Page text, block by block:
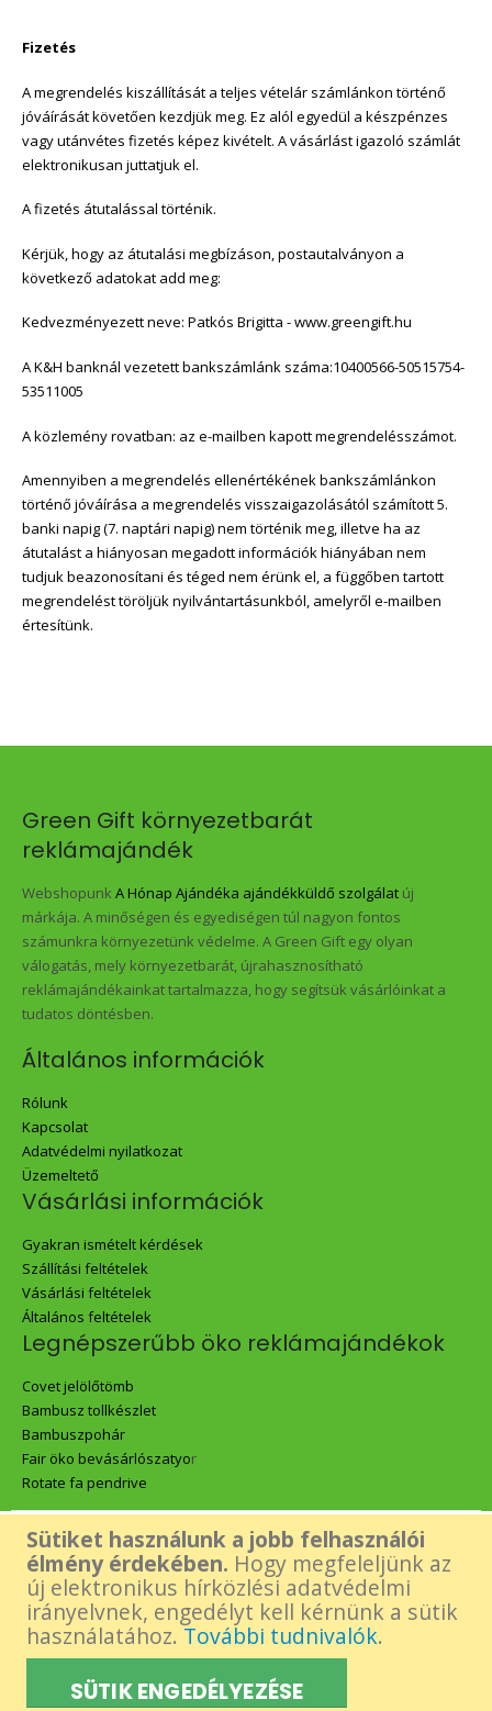
Sütiket használunk a jobb felhasználói
élmény érdekében. Hogy megfeleljünk az
új elektronikus hírközlési adatvédelmi
irányelvnek, engedélyt kell kérnünk a sütik
használatához. További tudnivalók.
SÜTIK ENGEDÉLYEZÉSE
Fizetés
A megrendelés kiszállítását a teljes vételár számlánkon történő
jóváírását követően kezdjük meg. Ez alól egyedül a készpénzes
vagy utánvétes fizetés képez kivételt. A vásárlást igazoló számlát
elektronikusan juttatjuk el.
A fizetés átutalással történik.
Kérjük, hogy az átutalási megbízáson, postautalványon a
következő adatokat add meg:
Kedvezményezett neve: Patkós Brigitta - www.greengift.hu
A K&H banknál vezetett bankszámlánk száma:10400566-50515754-
53511005
A közlemény rovatban: az e-mailben kapott megrendelésszámot.
Amennyiben a megrendelés ellenértékének bankszámlánkon
történő jóváírása a megrendelés visszaigazolásától számított 5.
banki napig (7. naptári napig) nem történik meg, illetve ha az
átutalást a hiányosan megadott információk hiányában nem
tudjuk beazonosítani és téged nem érünk el, a függőben tartott
megrendelést töröljük nyilvántartásunkból, amelyről e-mailben
értesítünk.
Green Gift környezetbarát
reklámajándék
Webshopunk A Hónap Ajándéka ajándékküldő szolgálat új
márkája. A minőségen és egyediségen túl nagyon fontos
számunkra környezetünk védelme. A Green Gift egy olyan
válogatás, mely környezetbarát, újrahasznosítható
reklámajándékainkat tartalmazza, hogy segítsük vásárlóinkat a
tudatos döntésben.
Általános információk
Rólunk
Kapcsolat
Adatvédelmi nyilatkozat
Üzemeltető
Vásárlási információk
Gyakran ismételt kérdések
Szállítási feltételek
Vásárlási feltételek
Általános feltételek
Legnépszerűbb öko reklámajándékok
Covet jelölőtömb
Bambusz tollkészlet
Bambuszpohár
Fair öko bevásárlószatyor
Rotate fa pendrive
Az oldalon található összes tartalom - beleértve a Green Gift logó,
képek és tartalmi elemek- felhasználásához a készítő előzetes,
írásos engedélye szükséges.